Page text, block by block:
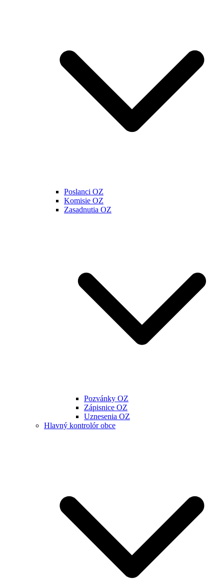
Poslanci OZ
Komisie OZ
Zasadnutia OZ
Pozvánky OZ
Zápisnice OZ
Uznesenia OZ
Hlavný kontrolór obce